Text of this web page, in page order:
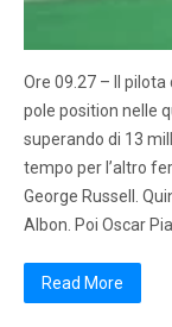
Ore 09.27 – Il
pole position nelle
superando di 13
tempo per l’altro
George Russell.
Albon. Poi Oscar
Read More